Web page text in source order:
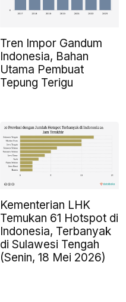
Tren Impor Gandum
Indonesia, Bahan
Utama Pembuat
Tepung Terigu
Kementerian LHK
Temukan 61 Hotspot di
Indonesia, Terbanyak
di Sulawesi Tengah
(Senin, 18 Mei 2026)